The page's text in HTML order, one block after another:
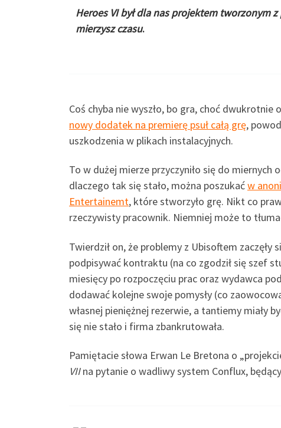
Heroes VI był dla nas projektem tworzonym
mierzysz czasu.
Coś chyba nie wyszło, bo gra, choć dwukrotnie
nowy dodatek na premierę psuł całą grę,
uszkodzenia w plikach instalacyjnych.
To w dużej mierze przyczyniło się do miernych
dlaczego tak się stało, można poszukaćw
Entertainemt, które stworzyło grę. Nikt co
rzeczywisty pracownik. Niemniej może to
Twierdził on, że problemy z Ubisoftem zaczęły
podpisywać kontraktu (na co zgodził się szef
miesięcy po rozpoczęciu prac oraz wydawca
dodawać kolejne swoje pomysły (co
własnej pieniężnej rezerwie, a tantiemy miały
się nie stało i firma zbankrutowała.
Pamiętacie słowa Erwan Le Bretona o
VIIna pytanie o wadliwy system Conflux,